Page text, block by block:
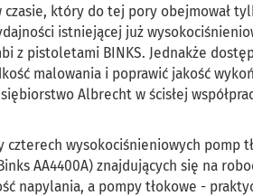
czasie, który do tej pory obejmował
istniejącej już
z pistoletami BINKS. Jednakże
malowania i poprawić jakość
Albrecht w ścisłej
czterech wysokociśnieniowych pomp
AA4400A) znajdujących się na
napylania, a pompy tłokowe -